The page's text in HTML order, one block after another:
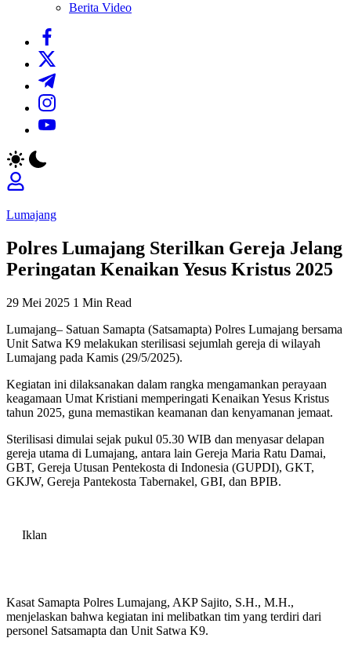
Berita Video
https://www.facebook.com/
https://twitter.com/
https://t.me/
https://www.instagram.com/
https://youtube.com/
Lumajang
Polres Lumajang Sterilkan Gereja Jelang
Peringatan Kenaikan Yesus Kristus 2025
29 Mei 2025 1 Min Read
Lumajang– Satuan Samapta (Satsamapta) Polres Lumajang bersama
Unit Satwa K9 melakukan sterilisasi sejumlah gereja di wilayah
Lumajang pada Kamis (29/5/2025).
Kegiatan ini dilaksanakan dalam rangka mengamankan perayaan
keagamaan Umat Kristiani memperingati Kenaikan Yesus Kristus
tahun 2025, guna memastikan keamanan dan kenyamanan jemaat.
Sterilisasi dimulai sejak pukul 05.30 WIB dan menyasar delapan
gereja utama di Lumajang, antara lain Gereja Maria Ratu Damai,
GBT, Gereja Utusan Pentekosta di Indonesia (GUPDI), GKT,
GKJW, Gereja Pantekosta Tabernakel, GBI, dan BPIB.
Iklan
Kasat Samapta Polres Lumajang, AKP Sajito, S.H., M.H.,
menjelaskan bahwa kegiatan ini melibatkan tim yang terdiri dari
personel Satsamapta dan Unit Satwa K9.